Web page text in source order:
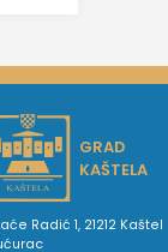
GRAD
KAŠTELA
Radić 1, 21212 Kaštel